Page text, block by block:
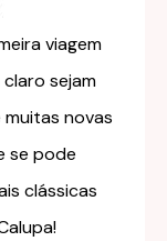
viagem
sejam
novas
se pode
clássicas